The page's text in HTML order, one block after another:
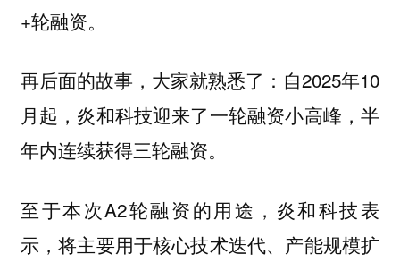
+轮融资。
再后面的故事，大家就熟悉了：自2025年10
月起，炎和科技迎来了一轮融资小高峰，半
年内连续获得三轮融资。
至于本次A2轮融资的用途，炎和科技表
示，将主要用于核心技术迭代、产能规模扩